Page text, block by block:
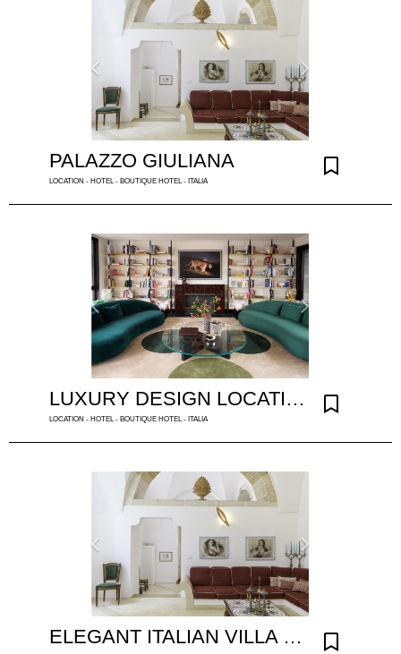
PALAZZO GIULIANA
LOCATION - HOTEL - BOUTIQUE HOTEL - ITALIA
LUXURY DESIGN LOCATION IN MILAN
LOCATION - HOTEL - BOUTIQUE HOTEL - ITALIA
ELEGANT ITALIAN VILLA IN PUGLIA